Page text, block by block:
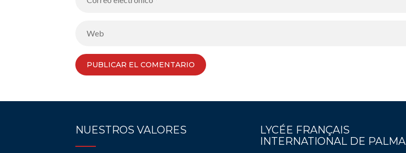
NUESTROS VALORES
LYCÉE FRANÇAIS
INTERNATIONAL DE PALMA